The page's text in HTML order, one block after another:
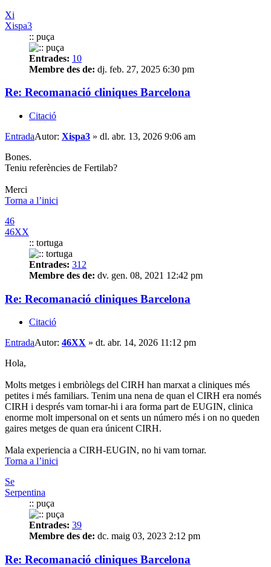
Xi
Xispa3
:: puça
Entrades: 10
Membre des de: dj. feb. 27, 2025 6:30 pm
Re: Recomanació cliniques Barcelona
Citació
EntradaAutor: Xispa3 » dl. abr. 13, 2026 9:06 am
Bones.
Teniu referències de Fertilab?
Merci
Torna a l’inici
46
46XX
:: tortuga
Entrades: 312
Membre des de: dv. gen. 08, 2021 12:42 pm
Re: Recomanació cliniques Barcelona
Citació
EntradaAutor: 46XX » dt. abr. 14, 2026 11:12 pm
Hola,
Molts metges i embriòlegs del CIRH han marxat a cliniques més
petites i més familiars. Tenim una nena de quan el CIRH era només
CIRH i després vam tornar-hi i ara forma part de EUGIN, clinica
enorme molt impersonal on et sents un número més i on no queden
gaires metges de quan era únicent CIRH.
Mala experiencia a CIRH-EUGIN, no hi vam tornar.
Torna a l’inici
Se
Serpentina
:: puça
Entrades: 39
Membre des de: dc. maig 03, 2023 2:12 pm
Re: Recomanació cliniques Barcelona